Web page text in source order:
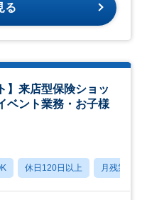
る
来店型保険ショッ
ベント業務・お子様
休日120日以上 月残業20